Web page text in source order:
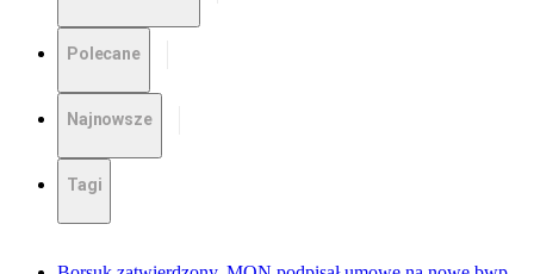
Polecane
Najnowsze
Tagi